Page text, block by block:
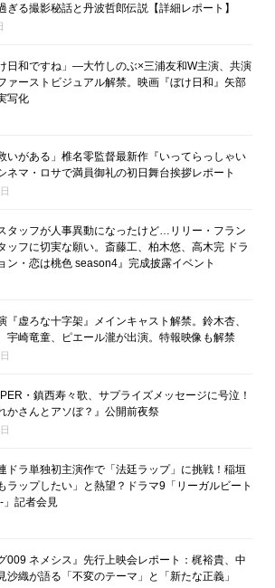
ぎる撮影秘話と丹波哲郎伝説【詳細レポート】
日和ですね」―大竹しのぶ×三浦友和W主演、共演
ァーストビジュアル解禁。映画『ぼけ日和』矢部
写化
いがある」椎名零監督最新作『いってらっしゃい
ネマ・ロサで満員御礼の初日舞台挨拶レポート
タッフが人事異動になったけど…リリー・フラン
ッフに切実な願い。斎藤工、柏木悠、高木完 ドラ
ン・恋は桃色 season4』完成披露イベント
『虚ろな十字架』メインキャスト解禁。鈴木杏、
宇崎竜童、ピエール瀧が出演。特報映像も解禁
・鎮西寿々歌、サプライズメッセージに号泣！
かさんとアソぼ？』公開前夜祭
ドラ単独初主演作で「法廷ラップ」に挑戦！稲垣
ラップしたい」と熱望？ドラマ9「リーガルビート
記者会見
009 ネメシス』先行上映会レポート：梶裕貴、中
沙織が語る「不変のテーマ」と「新たな正義」